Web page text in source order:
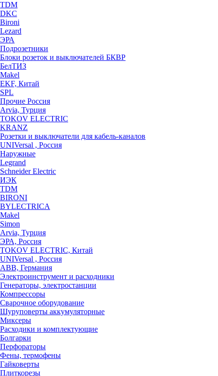
TDM
DKC
Bironi
Lezard
ЭРА
Подрозетники
Блоки розеток и выключателей БКВР
БелТИЗ
Makel
EKF, Китай
SPL
Прочие Россия
Arvia, Турция
TOKOV ELECTRIC
KRANZ
Розетки и выключатели для кабель-каналов
UNIVersal , Россия
Наружные
Legrand
Schneider Electric
ИЭК
TDM
BIRONI
BYLECTRICA
Makel
Simon
Arvia, Турция
ЭРА, Россия
TOKOV ELECTRIC, Китай
UNIVersal , Россия
ABB, Германия
Электроинструмент и расходники
Генераторы, электростанции
Компрессоры
Сварочное оборудование
Шуруповерты аккумуляторные
Миксеры
Расходики и комплектующие
Болгарки
Перфораторы
Фены, термофены
Гайковерты
Плиткорезы